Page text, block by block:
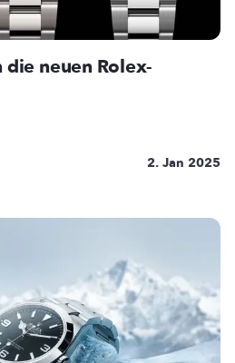
die neuen Rolex-
2. Jan 2025